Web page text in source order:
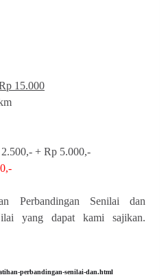
15.000
+ Rp 5.000,-
Perbandingan Senilai dan
yang dapat kami sajikan.
perbandingan-senilai-dan.html